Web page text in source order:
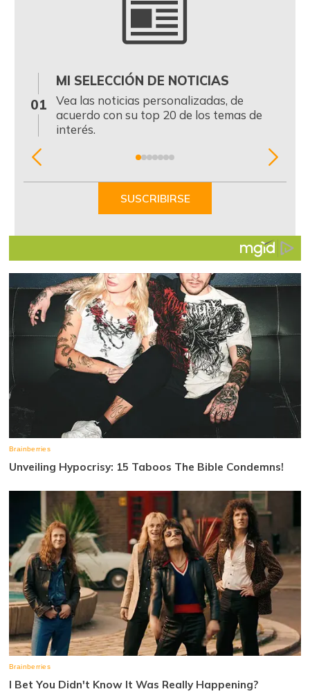
01
MI SELECCIÓN DE NOTICIAS
Vea las noticias personalizadas, de
acuerdo con su top 20 de los temas de
interés.
Item
SUSCRIBIRSE